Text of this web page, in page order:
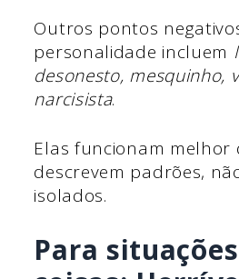
Outros pontos
personalidade incluem
desonesto, mesquinho,
narcisista.
Elas funcionam melhor
descrevem padrões,
isolados.
Para